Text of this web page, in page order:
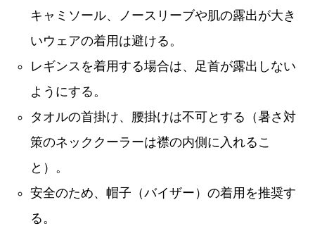
キャミソール、ノースリーブや肌の露出が大き
いウェアの着用は避ける。
レギンスを着用する場合は、足首が露出しない
ようにする。
タオルの首掛け、腰掛けは不可とする（暑さ対
策のネッククーラーは襟の内側に入れるこ
と）。
安全のため、帽子（バイザー）の着用を推奨す
る。